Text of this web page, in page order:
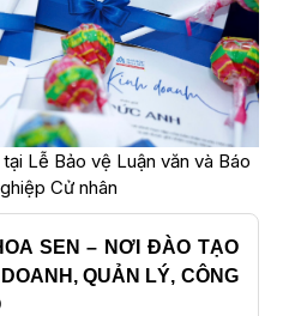
Lễ Bảo vệ Luận văn và Báo
Cử nhân
SEN – NƠI ĐÀO TẠO
QUẢN LÝ, CÔNG